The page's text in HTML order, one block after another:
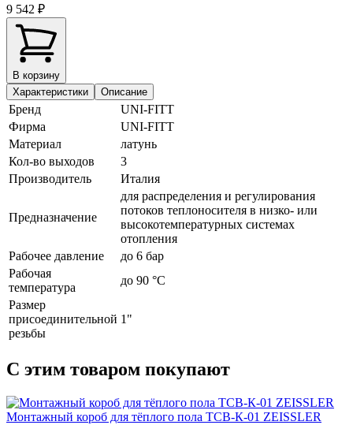
9 542 ₽
В корзину
Характеристики
Описание
Бренд
Фирма
Материал
латунь
Кол-во выходов
3
Производитель
Италия
Предназначение
для распределения и регулирования
потоков теплоносителя в низко- или
высокотемпературных системах
отопления
Рабочее давление
до 6 бар
Рабочая
температура
до 90 °С
Размер
присоединительной
резьбы
1"
С этим товаром покупают
Монтажный короб для тёплого пола ТСВ-К-01 ZEISSLER